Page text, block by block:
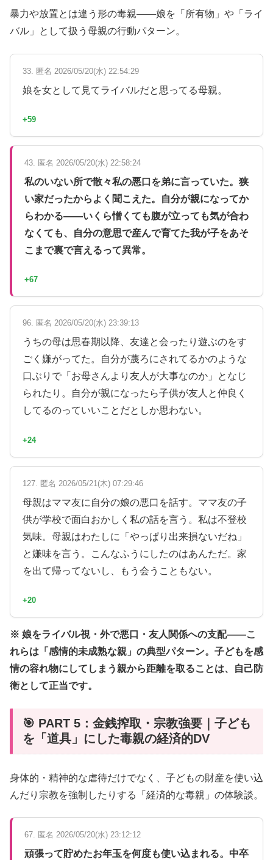
暴力や放置とは違う形の毒親——娘を「所有物」や「ライ
バル」として扱う母親の行動パターン。
33. 匿名 2026/05/20(水) 22:54:29
娘を女として見てライバルだと思ってる母親。
+59
43. 匿名 2026/05/20(水) 22:58:24
私のいない所で散々私の悪口を弟に言っていた。狭
い家だったからよく聞こえた。自分が親になってか
らわかる——いくら憎くても腹が立っても気が合わ
なくても、自分の意思で産んで育てた我が子をあそ
こまで裏で言えるって異常。
+67
96. 匿名 2026/05/20(水) 23:39:13
うちの母は思春期以降、友達と会ったり遊ぶのをす
ごく嫌がってた。自分が蔑ろにされてるかのような
口ぶりで「お母さんより友人が大事なのか」となじ
られたり。自分が親になったら子供が友人と仲良く
してるのっていいことだとしか思わない。
+24
127. 匿名 2026/05/21(木) 07:29:46
母親はママ友に自分の娘の悪口を話す。ママ友の子
供が学校で面白おかしく私の話を言う。私は不登校
気味。母親はわたしに「やっぱり出来損ないだね」
と嫌味を言う。こんなふうにしたのはあんただ。家
を出て帰ってないし、もう会うこともない。
+20
※ 娘をライバル視・外で悪口・友人関係への支配——こ
れらは「感情的未成熟な親」の典型パターン。子どもを感
情の容れ物にしてしまう親から距離を取ることは、自己防
衛として正当です。
🎯 PART 5：金銭搾取・宗教強要｜子ども
を「道具」にした毒親の経済的DV
身体的・精神的な虐待だけでなく、子どもの財産を使い込
んだり宗教を強制したりする「経済的な毒親」の体験談。
67. 匿名 2026/05/20(水) 23:12:12
頑張って貯めたお年玉を何度も使い込まれる。中卒